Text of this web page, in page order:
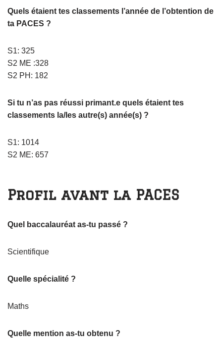
Quels étaient tes classements l’année de l’obtention de
ta PACES ?
S1: 325
S2 ME :328
S2 PH: 182
Si tu n’as pas réussi primant.e quels étaient tes
classements la/les autre(s) année(s) ?
S1: 1014
S2 ME: 657
Profil avant la PACES
Quel baccalauréat as-tu passé ?
Scientifique
Quelle spécialité ?
Maths
Quelle mention as-tu obtenu ?